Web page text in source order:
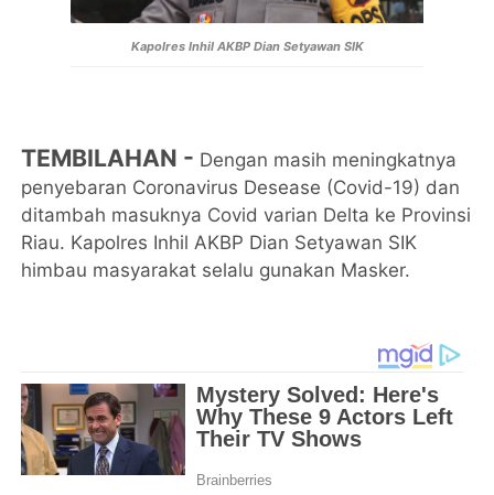
Kapolres Inhil AKBP Dian Setyawan SIK
TEMBILAHAN - Dengan masih meningkatnya
penyebaran Coronavirus Desease (Covid-19) dan
ditambah masuknya Covid varian Delta ke Provinsi
Riau. Kapolres Inhil AKBP Dian Setyawan SIK
himbau masyarakat selalu gunakan Masker.